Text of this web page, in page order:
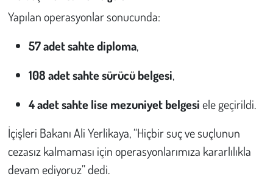
Yapılan operasyonlar sonucunda:
57 adet sahte diploma,
108 adet sahte sürücü belgesi,
4 adet sahte lise mezuniyet belgesi ele geçirildi.
İçişleri Bakanı Ali Yerlikaya, “Hiçbir suç ve suçlunun
cezasız kalmaması için operasyonlarımıza kararlılıkla
devam ediyoruz” dedi.